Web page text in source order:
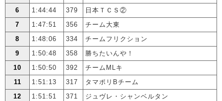
6
1:44:44 379
日本ＴＣＳ②
7
1:47:51 356
チーム大東
8
1:48:06 334
チームフリクション
9
1:50:48 358
勝ちたいんや！
10
1:50:50 392
チームMLキ
11
1:51:13 317
タマポリBチーム
12
1:51:51 371
ジュヴレ・シャンベルタン